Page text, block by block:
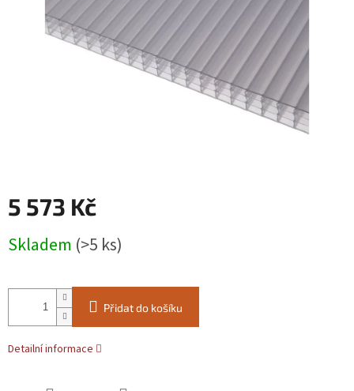
5 573 Kč
cena:
Skladem (>5 ks)
Přidat do košíku
Detailní informace